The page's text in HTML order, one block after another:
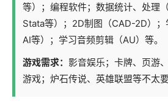
等）；编程软件；数据统计、处理
Stata等）；2D制图（CAD-2D）；
AI等）；学习音频剪辑（AU）等。
游戏需求： 影音娱乐；卡牌、页游
游戏；炉石传说、英雄联盟等不太